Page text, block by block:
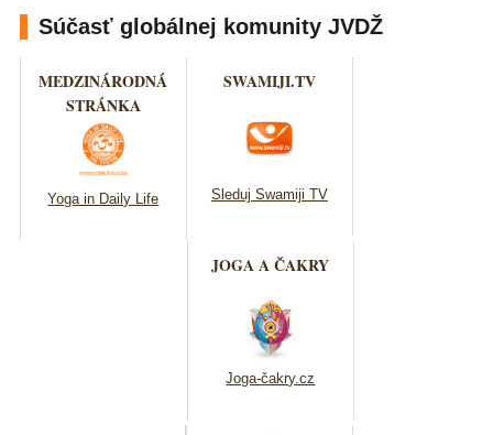
Súčasť globálnej komunity JVDŽ
MEDZINÁRODNÁ
STRÁNKA
Yoga in Daily Life
SWAMIJI.TV
Sleduj Swamiji TV
JOGA A ČAKRY
Joga-čakry.cz